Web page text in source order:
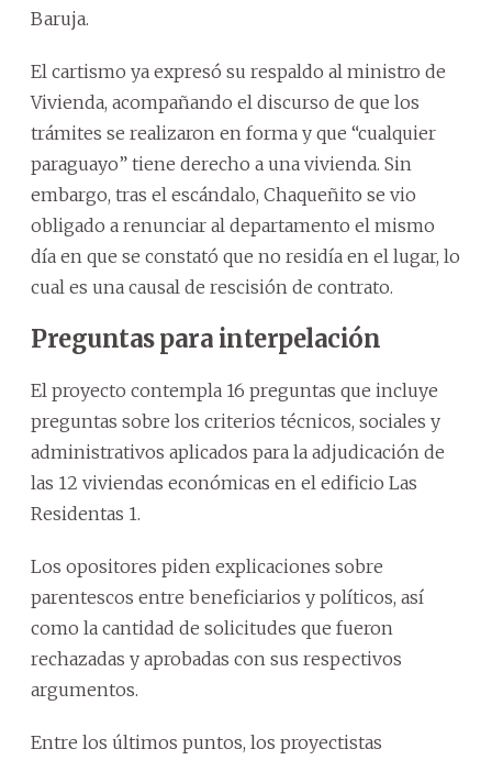
Baruja.
El cartismo ya expresó su respaldo al ministro de
Vivienda, acompañando el discurso de que los
trámites se realizaron en forma y que “cualquier
paraguayo” tiene derecho a una vivienda. Sin
embargo, tras el escándalo, Chaqueñito se vio
obligado a renunciar al departamento el mismo
día en que se constató que no residía en el lugar, lo
cual es una causal de rescisión de contrato.
Preguntas para interpelación
El proyecto contempla 16 preguntas que incluye
preguntas sobre los criterios técnicos, sociales y
administrativos aplicados para la adjudicación de
las 12 viviendas económicas en el edificio Las
Residentas 1.
Los opositores piden explicaciones sobre
parentescos entre beneficiarios y políticos, así
como la cantidad de solicitudes que fueron
rechazadas y aprobadas con sus respectivos
argumentos.
Entre los últimos puntos, los proyectistas